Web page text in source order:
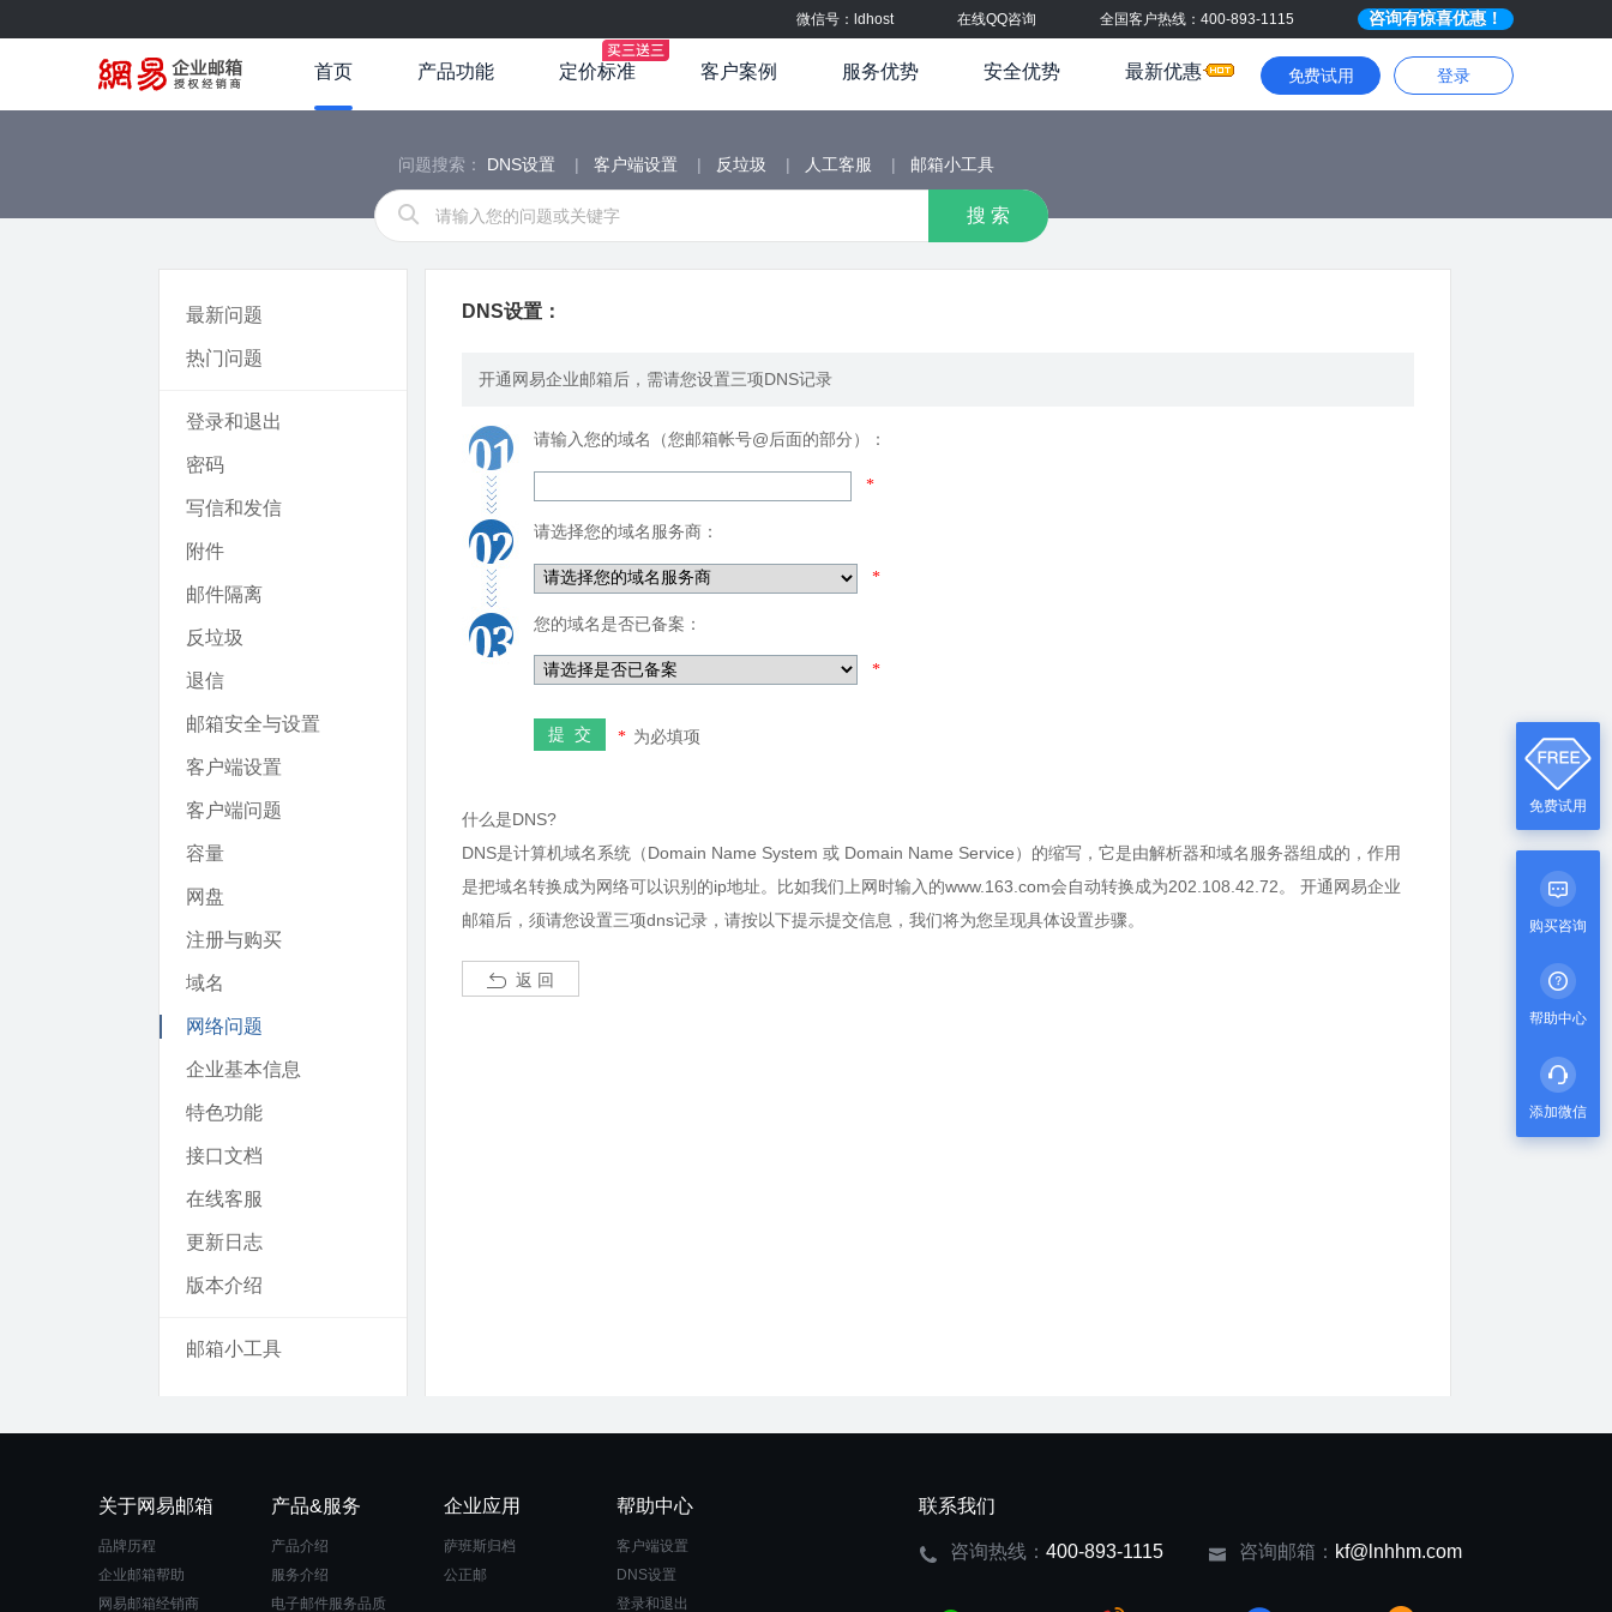
微信号：ldhost 在线QQ咨询 全国客户热线：400-893-1115 咨询有惊喜优惠！
首页 产品功能 定价标准 客户案例 服务优势 安全优势 最新优惠 免费试用 登录
问题搜索： DNS设置 | 客户端设置 | 反垃圾 | 人工客服 | 邮箱小工具
最新问题
热门问题
登录和退出
密码
写信和发信
附件
邮件隔离
反垃圾
退信
邮箱安全与设置
客户端设置
客户端问题
容量
网盘
注册与购买
域名
网络问题
企业基本信息
特色功能
接口文档
在线客服
更新日志
版本介绍
邮箱小工具
DNS设置：
开通网易企业邮箱后，需请您设置三项DNS记录
请输入您的域名（您邮箱帐号@后面的部分）：
*
请选择您的域名服务商：
*
您的域名是否已备案：
*
提 交 * 为必填项
什么是DNS?
DNS是计算机域名系统（Domain Name System 或 Domain Name Service）的缩写，它是由解析器和域名服务器组成的，作用
是把域名转换成为网络可以识别的ip地址。比如我们上网时输入的www.163.com会自动转换成为202.108.42.72。 开通网易企业
邮箱后，须请您设置三项dns记录，请按以下提示提交信息，我们将为您呈现具体设置步骤。
返 回
免费试用
购买咨询
帮助中心
添加微信
关于网易邮箱
品牌历程
企业邮箱帮助
网易邮箱经销商
产品&服务
产品介绍
服务介绍
电子邮件服务品质
企业应用
萨班斯归档
公正邮
帮助中心
客户端设置
DNS设置
登录和退出
联系我们
咨询热线： 400-893-1115 咨询邮箱： kf@lnhhm.com